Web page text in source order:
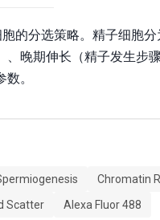
的分选策略。精子细胞
晚期伸长（精子发生步
。
Chromatin
Scatter Alexa Fluor 488